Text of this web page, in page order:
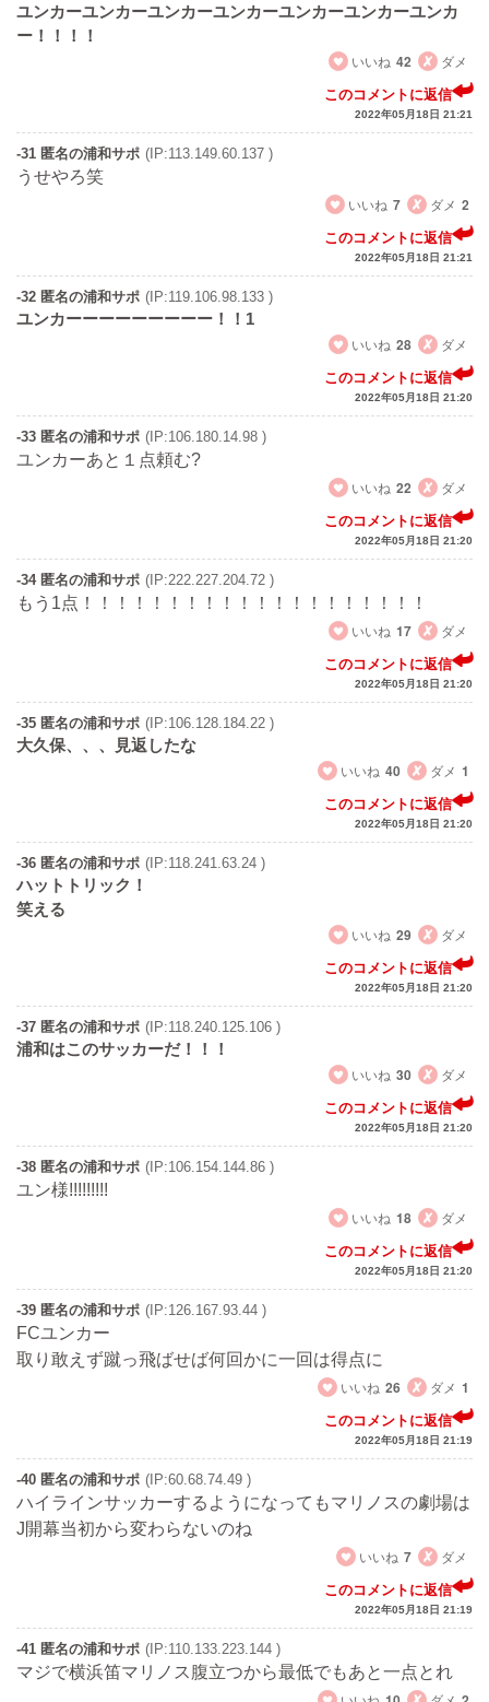
ユンカーユンカーユンカーユンカーユンカーユンカーユンカ
ー！！！！
いいね 42 ダメ
このコメントに返信
2022年05月18日 21:21
-31 匿名の浦和サポ (IP:113.149.60.137 )
うせやろ笑
いいね 7 ダメ 2
このコメントに返信
2022年05月18日 21:21
-32 匿名の浦和サポ (IP:119.106.98.133 )
ユンカーーーーーーーーー！！1
いいね 28 ダメ
このコメントに返信
2022年05月18日 21:20
-33 匿名の浦和サポ (IP:106.180.14.98 )
ユンカーあと１点頼む?
いいね 22 ダメ
このコメントに返信
2022年05月18日 21:20
-34 匿名の浦和サポ (IP:222.227.204.72 )
もう1点！！！！！！！！！！！！！！！！！！！！
いいね 17 ダメ
このコメントに返信
2022年05月18日 21:20
-35 匿名の浦和サポ (IP:106.128.184.22 )
大久保、、、見返したな
いいね 40 ダメ 1
このコメントに返信
2022年05月18日 21:20
-36 匿名の浦和サポ (IP:118.241.63.24 )
ハットトリック！
笑える
いいね 29 ダメ
このコメントに返信
2022年05月18日 21:20
-37 匿名の浦和サポ (IP:118.240.125.106 )
浦和はこのサッカーだ！！！
いいね 30 ダメ
このコメントに返信
2022年05月18日 21:20
-38 匿名の浦和サポ (IP:106.154.144.86 )
ユン様!!!!!!!!!
いいね 18 ダメ
このコメントに返信
2022年05月18日 21:20
-39 匿名の浦和サポ (IP:126.167.93.44 )
FCユンカー
取り敢えず蹴っ飛ばせば何回かに一回は得点に
いいね 26 ダメ 1
このコメントに返信
2022年05月18日 21:19
-40 匿名の浦和サポ (IP:60.68.74.49 )
ハイラインサッカーするようになってもマリノスの劇場は
J開幕当初から変わらないのね
いいね 7 ダメ
このコメントに返信
2022年05月18日 21:19
-41 匿名の浦和サポ (IP:110.133.223.144 )
マジで横浜笛マリノス腹立つから最低でもあと一点とれ